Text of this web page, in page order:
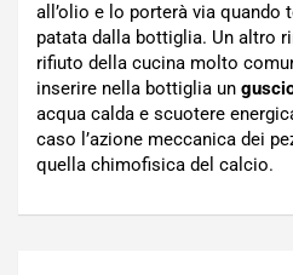
all’olio e lo porterà via quando
patata dalla bottiglia. Un altro
rifiuto della cucina molto
inserire nella bottiglia un
acqua calda e scuotere
caso l’azione meccanica dei
quella chimofisica del calcio.